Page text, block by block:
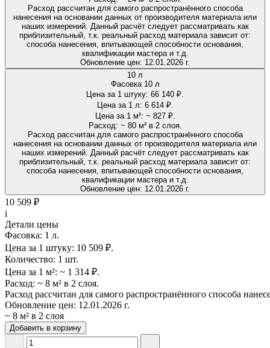
Расход рассчитан для самого распространённого способа
нанесения на основании данных от производителя материала или
наших измерений. Данный расчёт следует рассматривать как
приблизительный, т.к. реальный расход материала зависит от:
способа нанесения, впитывающей способности основания,
квалификации мастера и т.д.
Обновление цен: 12.01.2026 г.
10 л
Фасовка 10 л
Цена за 1 штуку: 66 140 ₽.
Цена за 1 л: 6 614 ₽.
Цена за 1 м²: ~ 827 ₽.
Расход: ~ 80 м² в 2 слоя.
Расход рассчитан для самого распространённого способа
нанесения на основании данных от производителя материала или
наших измерений. Данный расчёт следует рассматривать как
приблизительный, т.к. реальный расход материала зависит от:
способа нанесения, впитывающей способности основания,
квалификации мастера и т.д.
Обновление цен: 12.01.2026 г.
10 509 ₽
i
Детали цены
Фасовка: 1 л.
Цена за 1 штуку: 10 509 ₽.
Количество: 1 шт.
Цена за 1 м²: ~ 1 314 ₽.
Расход: ~ 8 м² в 2 слоя.
Расход рассчитан для самого распространённого способа
Обновление цен: 12.01.2026 г.
~ 8 м² в 2 слоя
Добавить в корзину